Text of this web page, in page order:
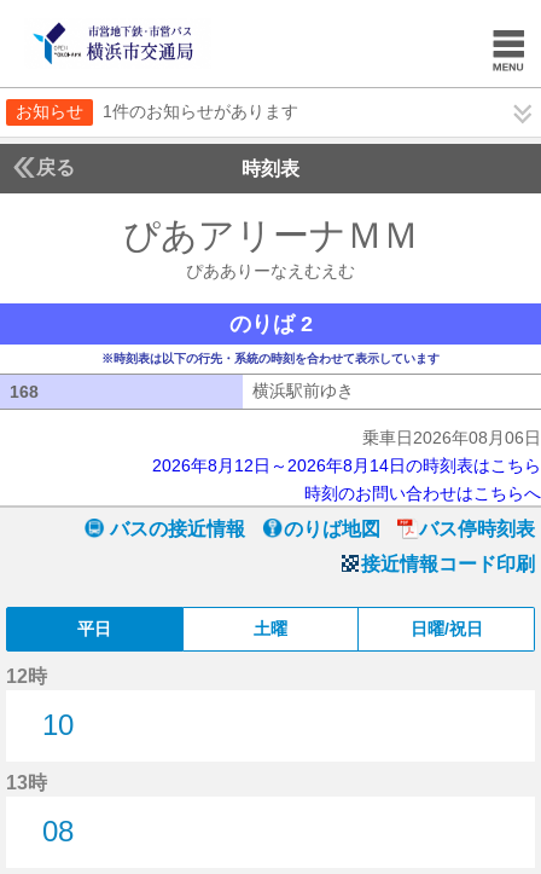
お知らせ 1件のお知らせがあります
戻る 時刻表
ぴあアリーナＭＭ
ぴあありーなえむえむ
のりば 2
※時刻表は以下の行先・系統の時刻を合わせて表示しています
168 横浜駅前ゆき
乗車日2026年08月06日
2026年8月12日～2026年8月14日の時刻表はこちら
時刻のお問い合わせはこちらへ
バスの接近情報 のりば地図
バス停時刻表
接近情報コード印刷
平日 土曜 日曜/祝日
12時
10
13時
08